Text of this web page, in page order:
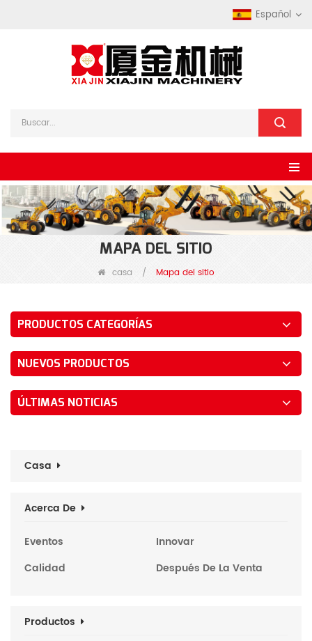
Español
MAPA DEL SITIO
casa / Mapa del sitio
PRODUCTOS CATEGORÍAS
NUEVOS PRODUCTOS
ÚLTIMAS NOTICIAS
Casa
Acerca De
Eventos
Innovar
Calidad
Después De La Venta
Productos